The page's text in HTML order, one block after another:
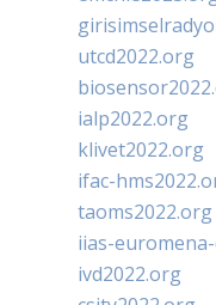
utcd2022.org
ialp2022.org
klivet2022.org
ifac-
taoms2022.org
iias-
ivd2022.org